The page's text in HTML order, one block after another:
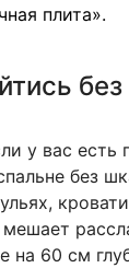
плита».
у вас есть
без
на 60 см